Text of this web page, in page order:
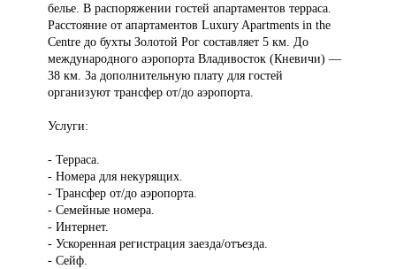
белье. В распоряжении гостей апартаментов терраса.
Расстояние от апартаментов Luxury Apartments in the
Centre до бухты Золотой Рог составляет 5 км. До
международного аэропорта Владивосток (Кневичи) —
38 км. За дополнительную плату для гостей
организуют трансфер от/до аэропорта.
Услуги:
- Терраса.
- Номера для некурящих.
- Трансфер от/до аэропорта.
- Семейные номера.
- Интернет.
- Ускоренная регистрация заезда/отъезда.
- Сейф.